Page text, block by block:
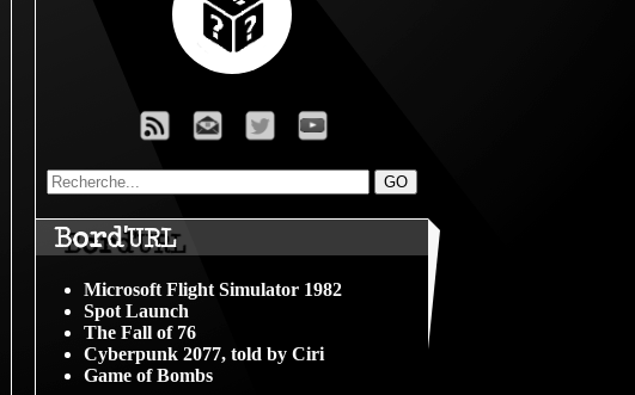
Bord'URL
Microsoft Flight Simulator 1982
Spot Launch
The Fall of 76
Cyberpunk 2077, told by Ciri
Game of Bombs